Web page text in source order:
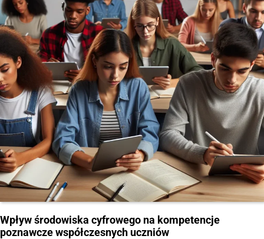
Wpływ środowiska cyfrowego na kompetencje
poznawcze współczesnych uczniów